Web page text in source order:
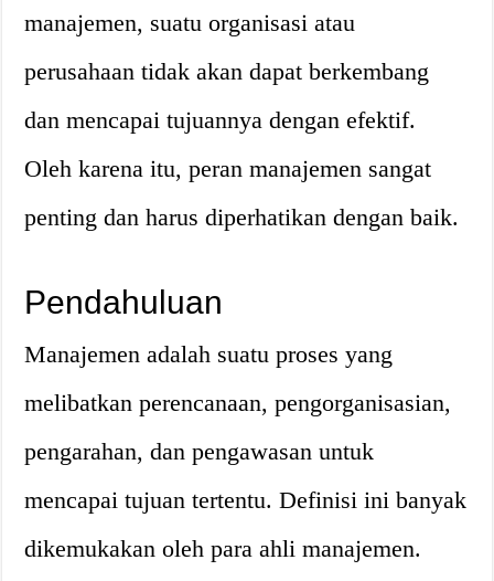
manajemen, suatu organisasi atau
perusahaan tidak akan dapat berkembang
dan mencapai tujuannya dengan efektif.
Oleh karena itu, peran manajemen sangat
penting dan harus diperhatikan dengan baik.
Pendahuluan
Manajemen adalah suatu proses yang
melibatkan perencanaan, pengorganisasian,
pengarahan, dan pengawasan untuk
mencapai tujuan tertentu. Definisi ini banyak
dikemukakan oleh para ahli manajemen.